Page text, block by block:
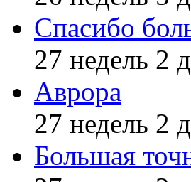
Спасибо
27 недель 2
Аврора
27 недель 2
Большая